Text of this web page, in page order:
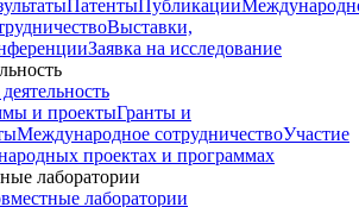
ПатентыПубликации
Выставки,
Заявка на исследование
и проектыГранты и
Международное сотрудничествоУчастие
проектах и программах
лаборатории
лаборатории